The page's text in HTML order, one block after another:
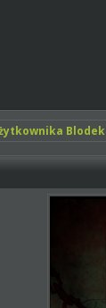
Blodek